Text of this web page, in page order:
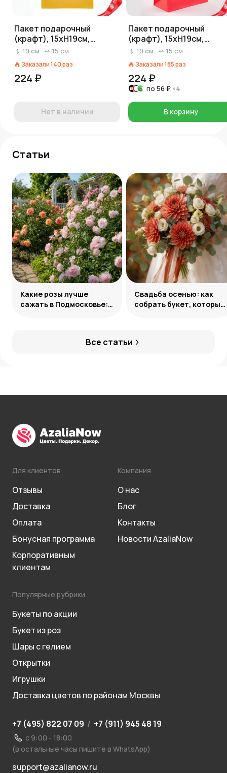
Пакет подарочный
(крафт), 15хH19см,
натуральный
19 см 15 см
Заказали140раз
224 ₽
Нет в наличии
Пакет подарочный
(крафт), 15хH19см,
красный
19 см 15 см
Заказали185раз
224 ₽
по 56 ₽ ×4
В корзину
Статьи
Все статьи
Какие розы лучше
сажать в Подмосковье:
Свадьба осенью: как
собрать букет, который
Для клиентов
Отзывы
Доставка
Оплата
Бонусная программа
Корпоративным
клиентам
Компания
О нас
Блог
Контакты
Новости AzaliaNow
Популярные рубрики
Букеты по акции
Букет из роз
Шары с гелием
Открытки
Игрушки
Доставка цветов по районам Москвы
+7 (495) 822 07 09 / +7 (911) 945 48 19
с 9:00 - 18:00
(в остальные часы пишите в WhatsApp)
support@azalianow.ru